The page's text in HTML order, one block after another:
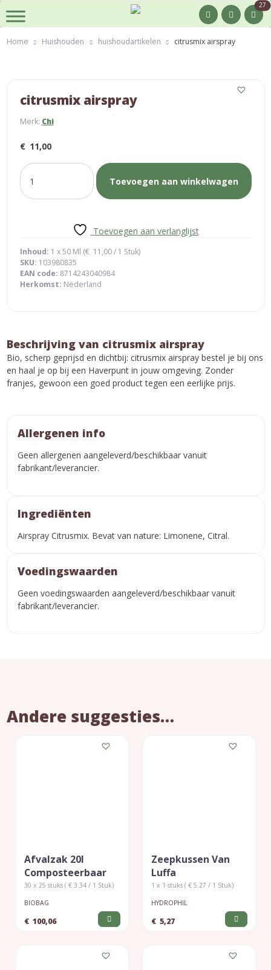
27
Home Huishouden huishoudartikelen citrusmix airspray
citrusmix airspray
Merk: Chi
€ 11,00
citrusmix
airspray
aantal
Toevoegen aan winkelwagen
Toevoegen aan verlanglijst
Inhoud: 1 x 50 Ml (€ 11,00/ 1 Stuk)
SKU: 103980835
EAN code: 8714243040984
Herkomst: Nederland
Beschrijving van citrusmix airspray
Bio, scherp geprijsd en dichtbij: citrusmix airspray bestel je bij ons
en haal je op bij een Haverpunt in jouw omgeving. Zonder
franjes, gewoon een goed product tegen een eerlijke prijs.
Allergenen info
Geen allergenen aangeleverd/beschikbaar vanuit
fabrikant/leverancier.
Ingrediënten
Airspray Citrusmix. Bevat van nature: Limonene, Citral.
Voedingswaarden
Geen voedingswaarden aangeleverd/beschikbaar vanuit
fabrikant/leverancier.
Andere suggesties…
Afvalzak 20l
Composteerbaar
30 x 25 stuks ( € 3.34 / 1 Stuk)
BIOBAG
€ 100,06
Zeepkussen Van
Luffa
1 x 1 stuks ( € 5.27 / 1 Stuk)
HYDROPHIL
€ 5,27